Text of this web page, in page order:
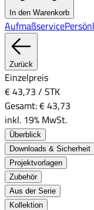
In den Warenkorb
Aufmaßservice
Zurück
Einzelpreis
€ 43,73 / STK
Gesamt:€ 43,73
inkl. 19% MwSt.
Überblick
Downloads & Sicherheit
Projektvorlagen
Zubehör
Aus der Serie
Kollektion